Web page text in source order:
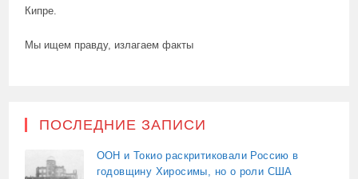
Кипре.
Мы ищем правду, излагаем факты
ПОСЛЕДНИЕ ЗАПИСИ
ООН и Токио раскритиковали Россию в
годовщину Хиросимы, но о роли США